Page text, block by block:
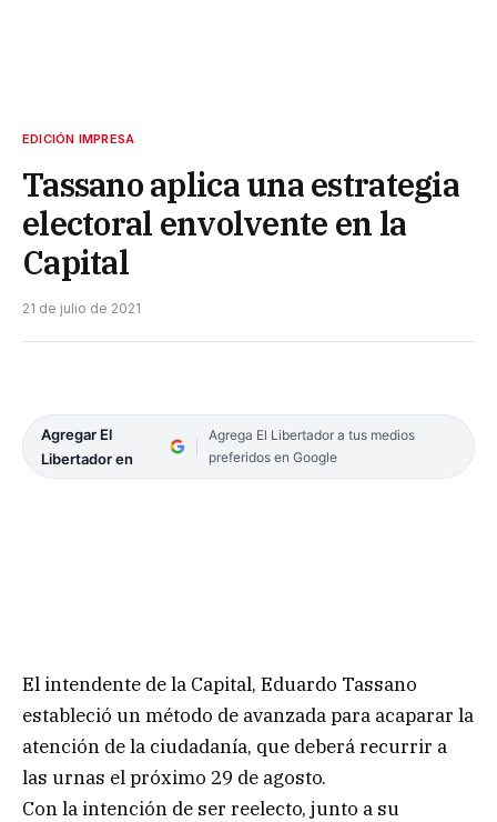
EDICIÓN IMPRESA
Tassano aplica una estrategia
electoral envolvente en la
Capital
21 de julio de 2021
Agregar El
Libertador en
Agrega El Libertador a tus medios
preferidos en Google
El intendente de la Capital, Eduardo Tassano
estableció un método de avanzada para acaparar la
atención de la ciudadanía, que deberá recurrir a
las urnas el próximo 29 de agosto.
Con la intención de ser reelecto, junto a su